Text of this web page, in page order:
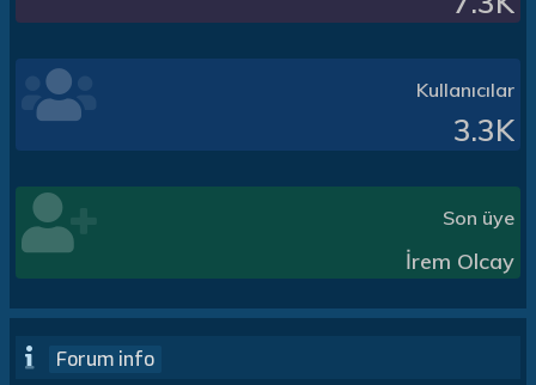
Kullanıcılar
3.3K
Son üye
İrem Olcay
Forum info